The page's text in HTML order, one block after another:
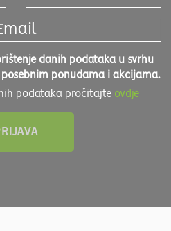
danih podataka u svrhu
ponudama i akcijama.
podataka pročitajte ovdje